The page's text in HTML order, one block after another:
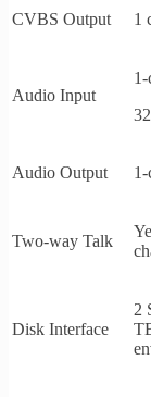
CVBS Output 1
Audio Input
Audio Output
Two-way Talk
Disk Interface
2